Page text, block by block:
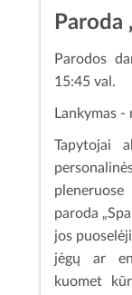
Paroda
Parodos
15:45 val.
Lankymas -
Tapytojai
paroda
jos
jėgų ar
kuomet